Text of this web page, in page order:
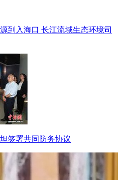
到入海口 长江流域生态环境司
签署共同防务协议